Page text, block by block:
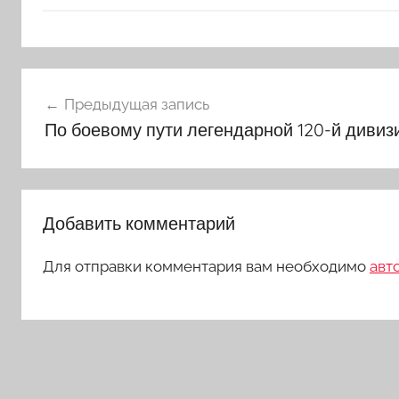
по
Предыдущая запись
По боевому пути легендарной 120-й
Добавить комментарий
Для отправки комментария вам необходимо